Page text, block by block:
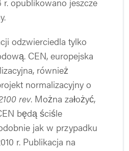
odzwierciedla tylko
CEN, europejska
również
normalizacyjny o
rev. Można założyć,
będą ściśle
jak w przypadku
r. Publikacja na